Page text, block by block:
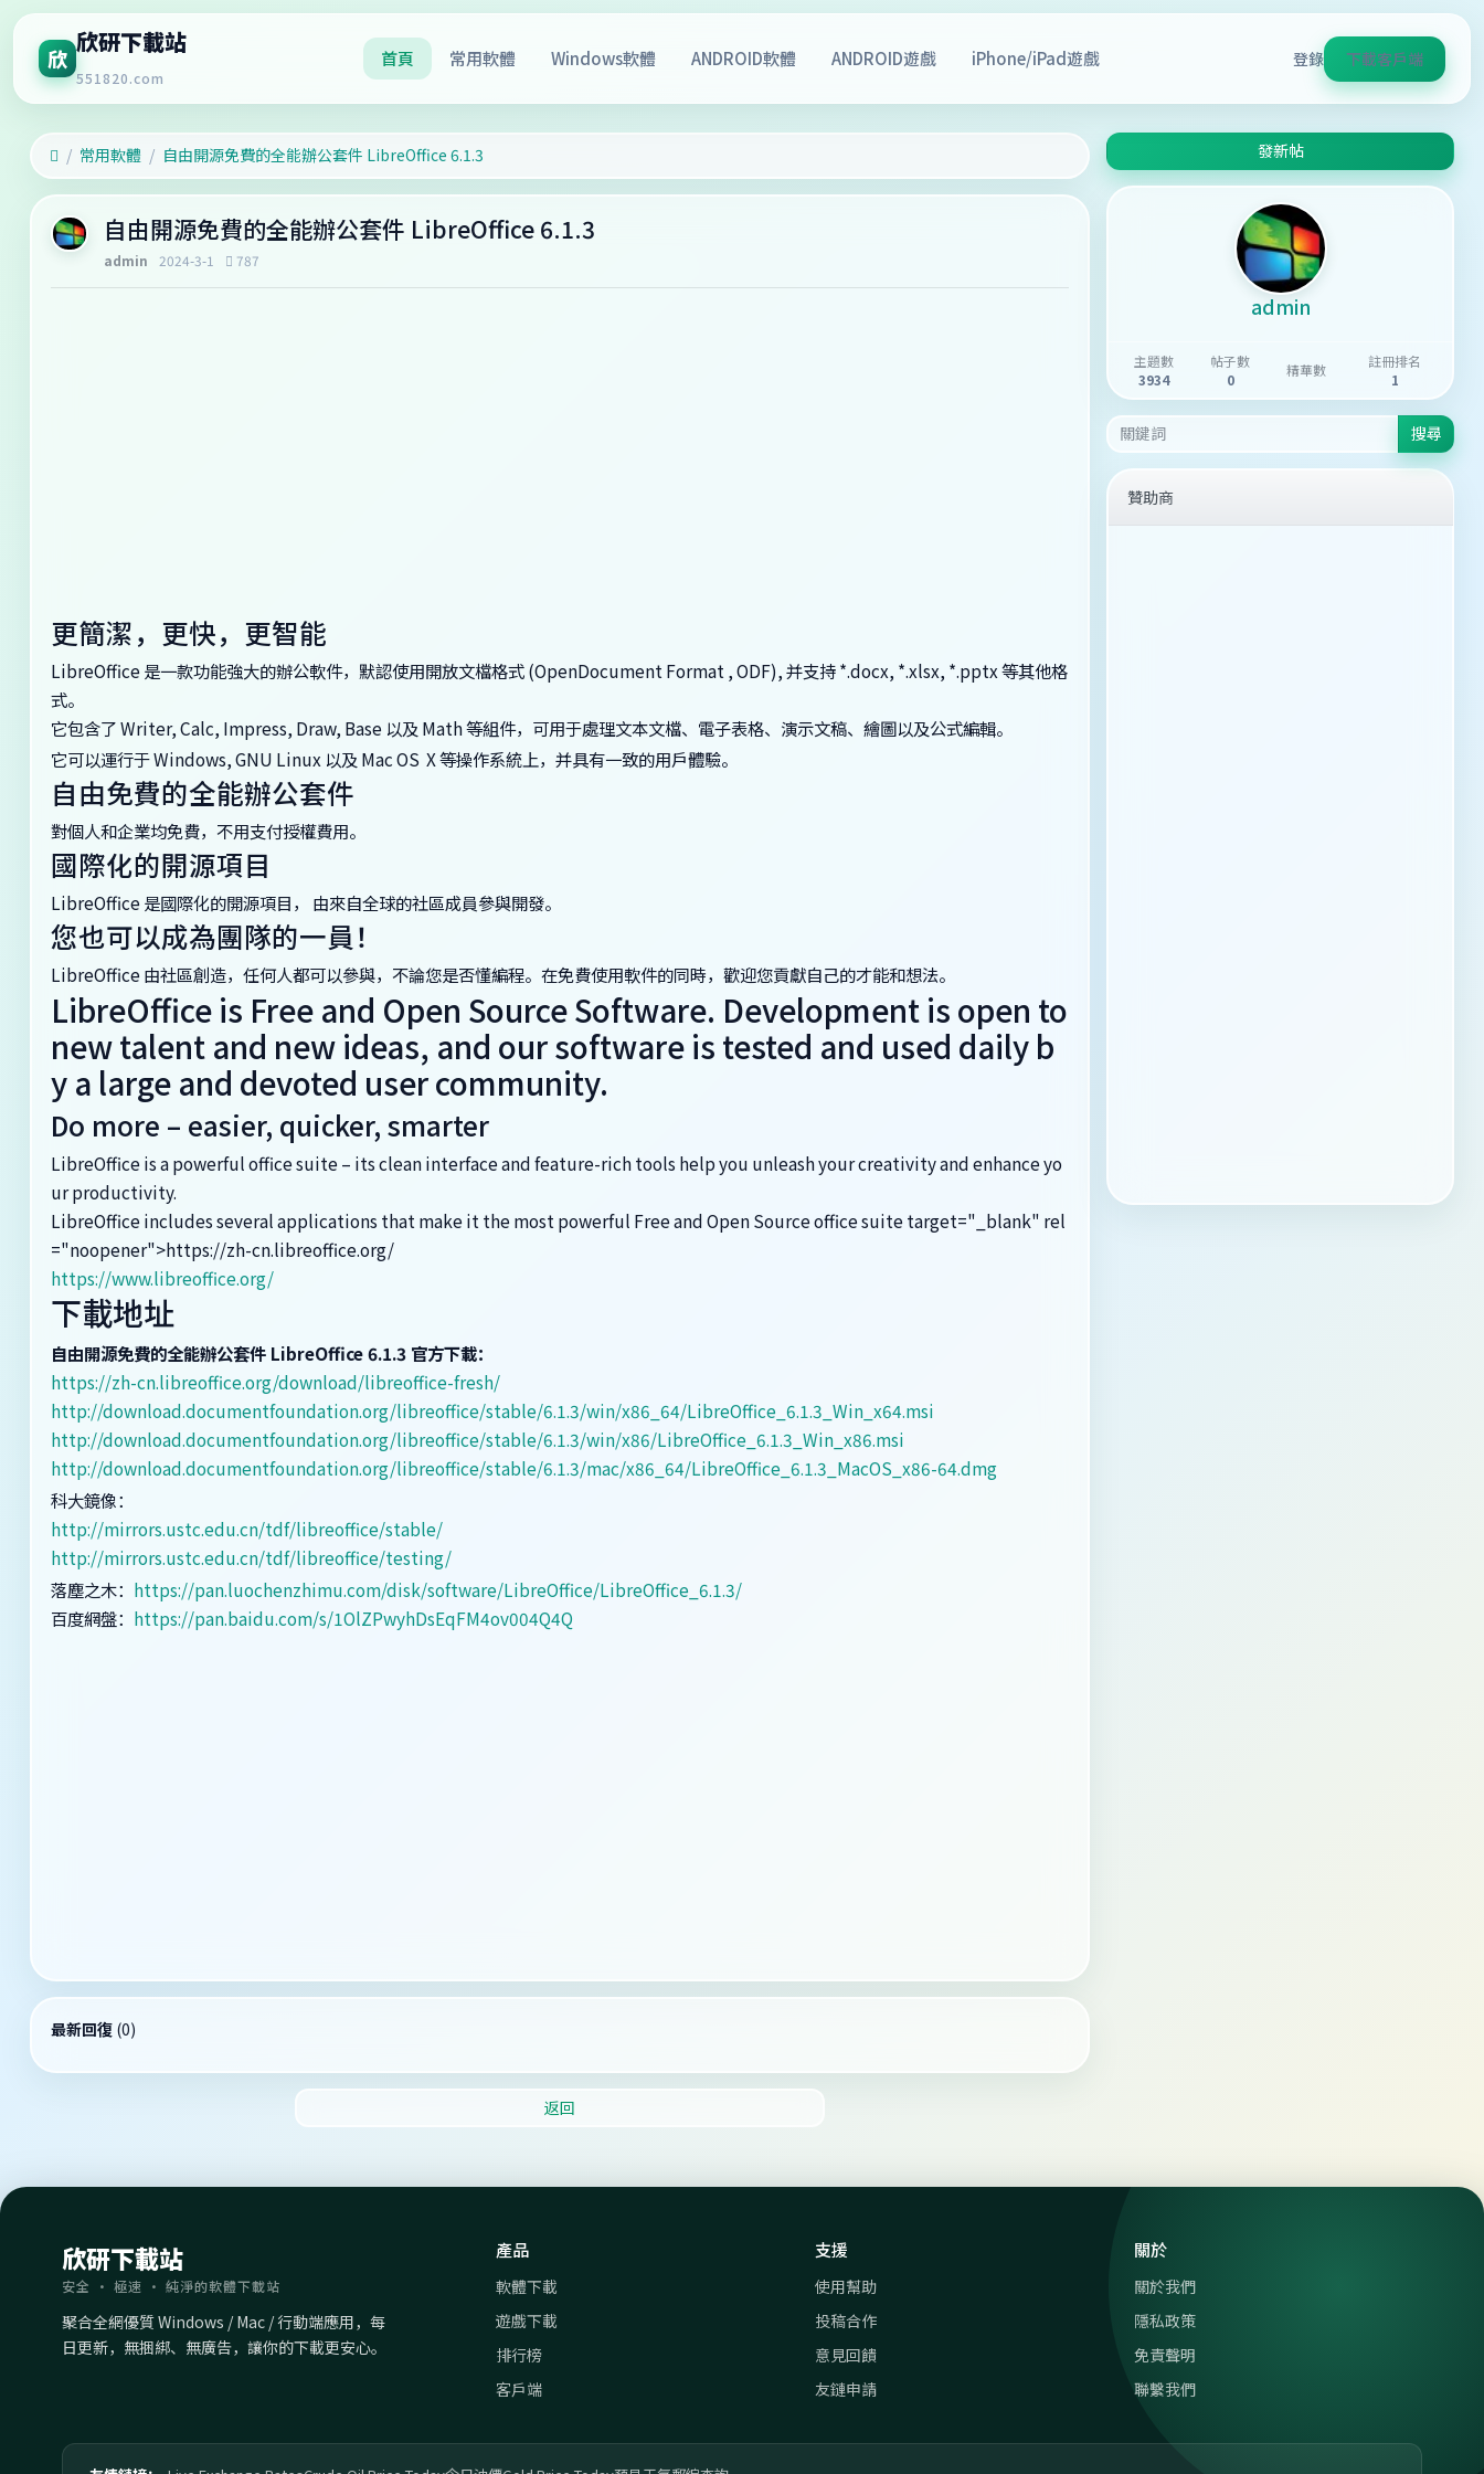
欣
欣研下載站
551820.com
首頁 常用軟體 Windows軟體 ANDROID軟體 ANDROID遊戲 iPhone/iPad遊戲 登錄 下載客戶端
常用軟體 自由開源免費的全能辦公套件 LibreOffice 6.1.3
自由開源免費的全能辦公套件 LibreOffice 6.1.3
admin 2024-3-1 787
更簡潔，更快，更智能
LibreOffice 是一款功能強大的辦公軟件，默認使用開放文檔格式 (OpenDocument Format , ODF), 并支持 *.docx, *.xlsx, *.pptx 等其他格
式。
它包含了 Writer, Calc, Impress, Draw, Base 以及 Math 等組件，可用于處理文本文檔、電子表格、演示文稿、繪圖以及公式編輯。
它可以運行于 Windows, GNU Linux 以及 Mac OS X 等操作系統上，并具有一致的用戶體驗。
自由免費的全能辦公套件
對個人和企業均免費，不用支付授權費用。
國際化的開源項目
LibreOffice 是國際化的開源項目， 由來自全球的社區成員參與開發。
您也可以成為團隊的一員！
LibreOffice 由社區創造，任何人都可以參與，不論您是否懂編程。在免費使用軟件的同時，歡迎您貢獻自己的才能和想法。
LibreOffice is Free and Open Source Software. Development is open to
new talent and new ideas, and our software is tested and used daily b
y a large and devoted user community.
Do more – easier, quicker, smarter
LibreOffice is a powerful office suite – its clean interface and feature-rich tools help you unleash your creativity and enhance yo
ur productivity.
LibreOffice includes several applications that make it the most powerful Free and Open Source office suite target="_blank" rel
="noopener">https://zh-cn.libreoffice.org/
https://www.libreoffice.org/
下載地址
自由開源免費的全能辦公套件 LibreOffice 6.1.3 官方下載：
https://zh-cn.libreoffice.org/download/libreoffice-fresh/
http://download.documentfoundation.org/libreoffice/stable/6.1.3/win/x86_64/LibreOffice_6.1.3_Win_x64.msi
http://download.documentfoundation.org/libreoffice/stable/6.1.3/win/x86/LibreOffice_6.1.3_Win_x86.msi
http://download.documentfoundation.org/libreoffice/stable/6.1.3/mac/x86_64/LibreOffice_6.1.3_MacOS_x86-64.dmg
科大鏡像：
http://mirrors.ustc.edu.cn/tdf/libreoffice/stable/
http://mirrors.ustc.edu.cn/tdf/libreoffice/testing/
落塵之木： https://pan.luochenzhimu.com/disk/software/LibreOffice/LibreOffice_6.1.3/
百度網盤： https://pan.baidu.com/s/1OlZPwyhDsEqFM4ov004Q4Q
最新回復 (0)
返回
發新帖
admin
主題數
3934
帖子數
0
精華數
註冊排名
1
搜尋
贊助商
欣研下載站
安全 · 極速 · 純淨的軟體下載站
聚合全網優質 Windows / Mac / 行動端應用，每
日更新，無捆綁、無廣告，讓你的下載更安心。
產品
軟體下載
遊戲下載
排行榜
客戶端
支援
使用幫助
投稿合作
意見回饋
友鏈申請
關於
關於我們
隱私政策
免責聲明
聯繫我們